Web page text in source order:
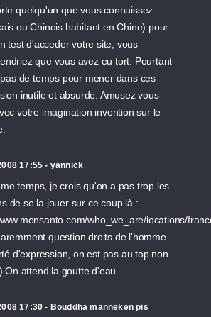
quelqu'un que vous connaissez
ou Chinois habitant en Chine) pour
test d'acceder votre site, vous
que vous avez eu tort. Pourtant
de temps pour mener dans ces
inutile et absurde. Amusez vous
votre imagination invention sur le
17:55 - yannick
temps, je crois qu'on a pas trop les
de se la jouer sur ce coup là :
who_we_are/locations/
question droits de l'homme
d'expression, on est pas au top non
On attend la goutte d'eau...
17:30 - Bouddha manneken pis